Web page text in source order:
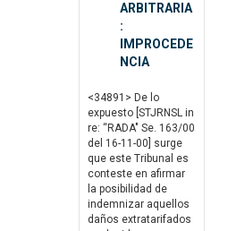
ARBITRARIA
:
IMPROCEDE
NCIA
<34891> De lo
expuesto [STJRNSL in
re: “RADA" Se. 163/00
del 16-11-00] surge
que este Tribunal es
conteste en afirmar
la posibilidad de
indemnizar aquellos
daños extratarifados